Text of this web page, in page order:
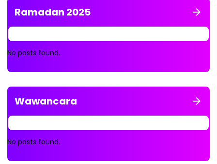
Ramadan 2025
No posts found.
Wawancara
No posts found.